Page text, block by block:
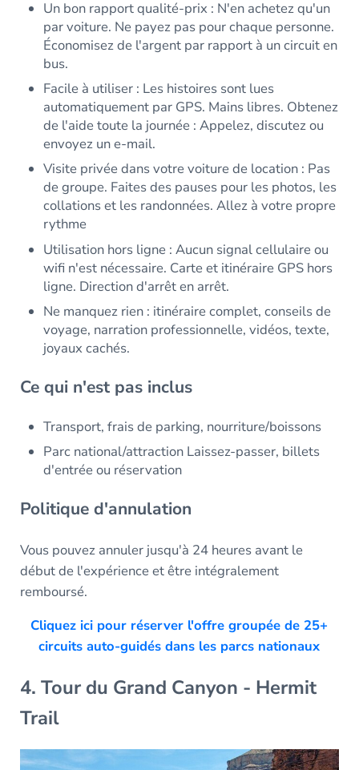
Un bon rapport qualité-prix : N'en achetez qu'un
par voiture. Ne payez pas pour chaque personne.
Économisez de l'argent par rapport à un circuit en
bus.
Facile à utiliser : Les histoires sont lues
automatiquement par GPS. Mains libres. Obtenez
de l'aide toute la journée : Appelez, discutez ou
envoyez un e-mail.
Visite privée dans votre voiture de location : Pas
de groupe. Faites des pauses pour les photos, les
collations et les randonnées. Allez à votre propre
rythme
Utilisation hors ligne : Aucun signal cellulaire ou
wifi n'est nécessaire. Carte et itinéraire GPS hors
ligne. Direction d'arrêt en arrêt.
Ne manquez rien : itinéraire complet, conseils de
voyage, narration professionnelle, vidéos, texte,
joyaux cachés.
Ce qui n'est pas inclus
Transport, frais de parking, nourriture/boissons
Parc national/attraction Laissez-passer, billets
d'entrée ou réservation
Politique d'annulation
Vous pouvez annuler jusqu'à 24 heures avant le
début de l'expérience et être intégralement
remboursé.
Cliquez ici pour réserver l'offre groupée de 25+
circuits auto-guidés dans les parcs nationaux
4. Tour du Grand Canyon - Hermit
Trail